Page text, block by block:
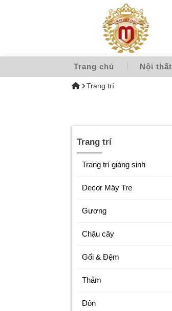
Trang chủ Nội thất
Trang trí
Trang trí
Trang trí giáng sinh
Decor Mây Tre
Gương
Chậu cây
Gối & Đệm
Thảm
Đôn